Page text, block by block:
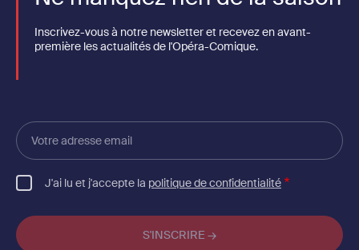
Inscrivez-vous à notre newsletter et recevez en avant-
première les actualités de l'Opéra-Comique.
Votre
adresse
email
J'ai lu et j'accepte la politique de confidentialité